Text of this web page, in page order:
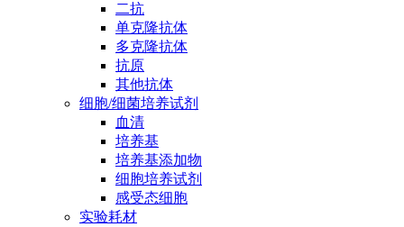
二抗
单克隆抗体
多克隆抗体
抗原
其他抗体
细胞/细菌培养试剂
血清
培养基
培养基添加物
细胞培养试剂
感受态细胞
实验耗材